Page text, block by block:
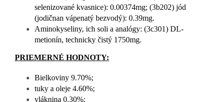
selenizované kvasnice): 0.00374mg; (3b202) jód
(jodičnan vápenatý bezvodý): 0.39mg.
Aminokyseliny, ich soli a analógy: (3c301) DL-
metionín, technicky čistý 1750mg.
PRIEMERNÉ HODNOTY:
Bielkoviny 9.70%;
tuky a oleje 4.60%;
vláknina 0.30%;